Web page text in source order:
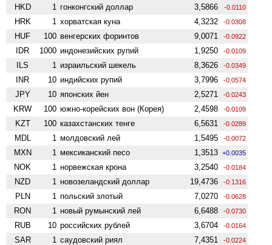
HKD 1 гонконгский доллар 3,5866 -0.0110
HRK 1 хорватская куна 4,3232 -0.0308
HUF 100 венгерских форинтов 9,0071 -0.0922
IDR 1000 индонезийских рупий 1,9250 -0.0109
ILS 1 израильский шекель 8,3626 -0.0349
INR 10 индийских рупий 3,7996 -0.0574
JPY 10 японских йен 2,5271 -0.0243
KRW 100 южно-корейских вон (Корея) 2,4598 -0.0109
KZT 100 казахстанских тенге 6,5631 -0.0289
MDL 1 молдовский лей 1,5495 -0.0072
MXN 1 мексиканский песо 1,3513 +0.0035
NOK 1 норвежская крона 3,2540 -0.0184
NZD 1 ново­зеландский доллар 19,4736 -0.1316
PLN 1 польский злотый 7,0270 -0.0628
RON 1 новый румынский лей 6,6488 -0.0730
RUB 10 российских рублей 3,6704 -0.0164
SAR 1 саудовский риял 7,4351 -0.0224